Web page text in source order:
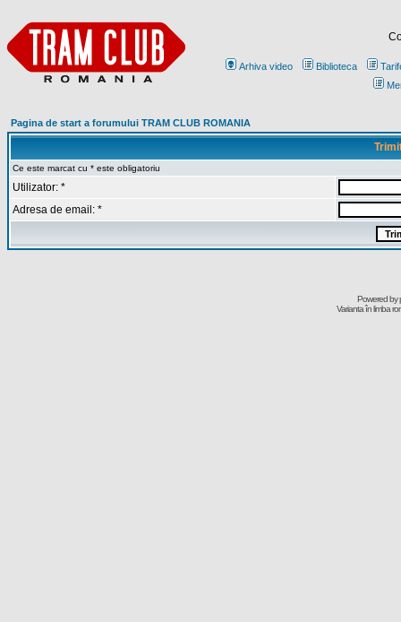
Arhiva video Biblioteca
Pagina de start a forumului TRAM CLUB ROMANIA
Ce este marcat cu * este obligatoriu
Utilizator: *
Adresa de email: *
Powered by
Varianta în limba